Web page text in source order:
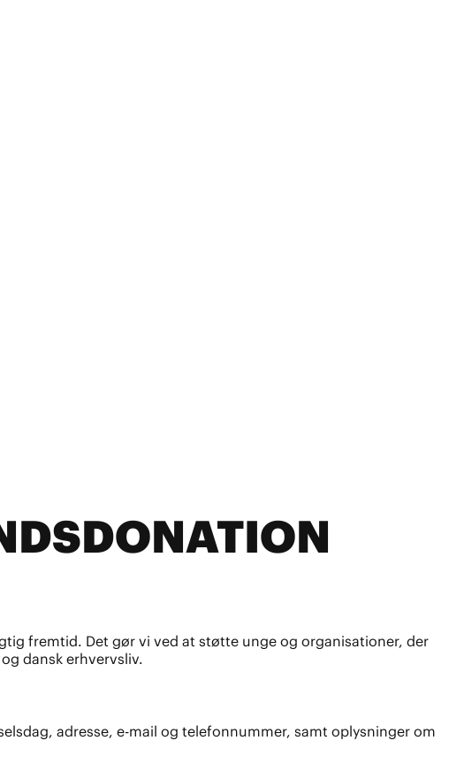
fremtid. Det gør vi ved at støtte unge og organisationer, der
dansk erhvervsliv.
adresse, e-mail og telefonnummer, samt oplysninger om